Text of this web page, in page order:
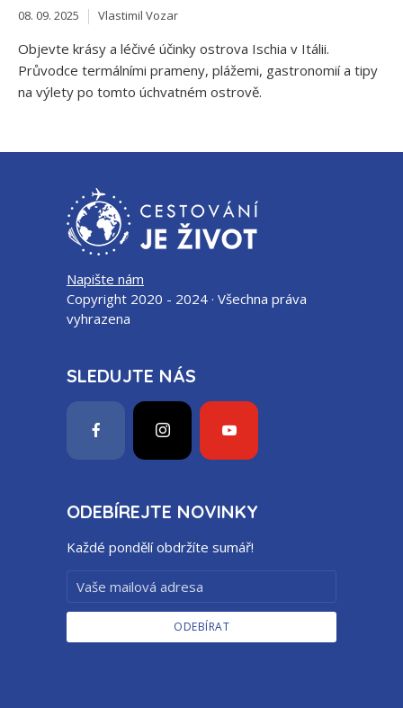
08. 09. 2025 Vlastimil Vozar
Objevte krásy a léčivé účinky ostrova Ischia v Itálii.
Průvodce termálními prameny, plážemi, gastronomií a tipy
na výlety po tomto úchvatném ostrově.
Napište nám
Copyright 2020 - 2024 · Všechna práva
vyhrazena
SLEDUJTE NÁS
ODEBÍREJTE NOVINKY
Každé pondělí obdržíte sumář!